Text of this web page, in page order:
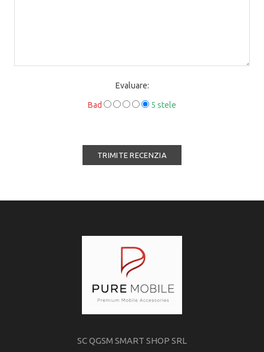
Evaluare:
Bad 5 stele
SC QGSM SMART SHOP SRL